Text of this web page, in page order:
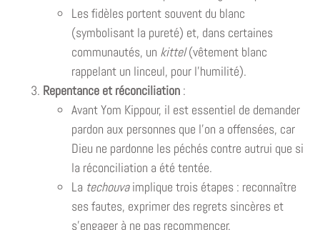
Les fidèles portent souvent du blanc
(symbolisant la pureté) et, dans certaines
communautés, un kittel(vêtement blanc
rappelant un linceul, pour l’humilité).
Repentance et réconciliation :
Avant Yom Kippour, il est essentiel de demander
pardon aux personnes que l’on a offensées, car
Dieu ne pardonne les péchés contre autrui que si
la réconciliation a été tentée.
La techouvaimplique trois étapes : reconnaître
ses fautes, exprimer des regrets sincères et
s’engager à ne pas recommencer.